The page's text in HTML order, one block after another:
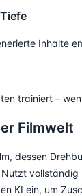
Inhalte
trainiert –
Filmwelt
dessen
Nutzt vollständig
KI ein, um